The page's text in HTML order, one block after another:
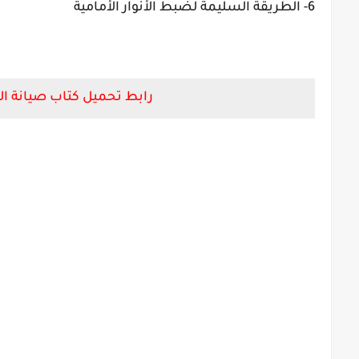
6- الطريقة السليمة لضبط الأنوار الأمامية
رابط تحميل كتاب صيانة